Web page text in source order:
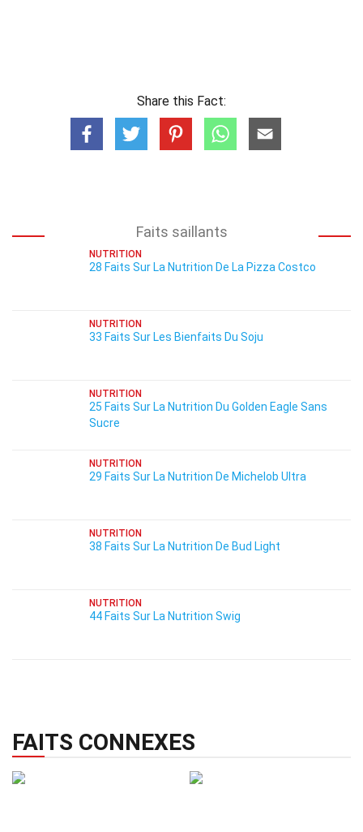
Share this Fact:
Faits saillants
NUTRITION
28 Faits Sur La Nutrition De La Pizza Costco
NUTRITION
33 Faits Sur Les Bienfaits Du Soju
NUTRITION
25 Faits Sur La Nutrition Du Golden Eagle Sans
Sucre
NUTRITION
29 Faits Sur La Nutrition De Michelob Ultra
NUTRITION
38 Faits Sur La Nutrition De Bud Light
NUTRITION
44 Faits Sur La Nutrition Swig
FAITS CONNEXES